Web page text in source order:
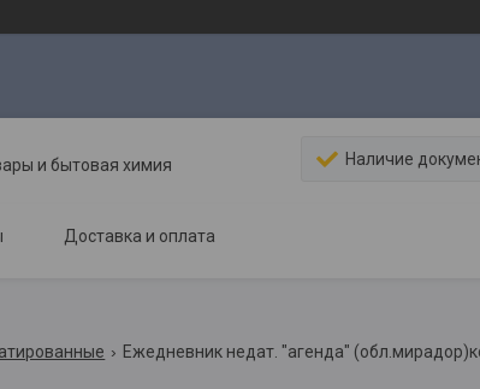
и бытовая химия Наличие
Доставка и оплата
Ежедневник недат. "агенда"